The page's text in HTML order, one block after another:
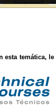
temática,